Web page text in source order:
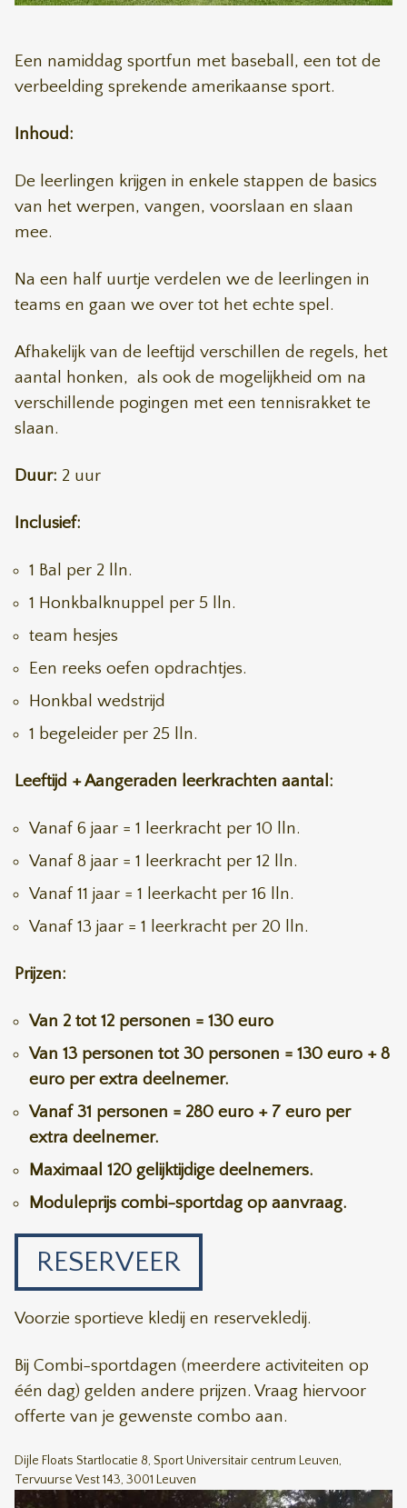
Een namiddag sportfun met baseball, een tot de
verbeelding sprekende amerikaanse sport.
Inhoud:
De leerlingen krijgen in enkele stappen de basics
van het werpen, vangen, voorslaan en slaan
mee.
Na een half uurtje verdelen we de leerlingen in
teams en gaan we over tot het echte spel.
Afhakelijk van de leeftijd verschillen de regels, het
aantal honken, als ook de mogelijkheid om na
verschillende pogingen met een tennisrakket te
slaan.
Duur: 2 uur
Inclusief:
1 Bal per 2 lln.
1 Honkbalknuppel per 5 lln.
team hesjes
Een reeks oefen opdrachtjes.
Honkbal wedstrijd
1 begeleider per 25 lln.
Leeftijd + Aangeraden leerkrachten aantal:
Vanaf 6 jaar = 1 leerkracht per 10 lln.
Vanaf 8 jaar = 1 leerkracht per 12 lln.
Vanaf 11 jaar = 1 leerkacht per 16 lln.
Vanaf 13 jaar = 1 leerkracht per 20 lln.
Prijzen:
Van 2 tot 12 personen = 130 euro
Van 13 personen tot 30 personen = 130 euro + 8
euro per extra deelnemer.
Vanaf 31 personen = 280 euro + 7 euro per
extra deelnemer.
Maximaal 120 gelijktijdige deelnemers.
Moduleprijs combi-sportdag op aanvraag.
RESERVEER
Voorzie sportieve kledij en reservekledij.
Bij Combi-sportdagen (meerdere activiteiten op
één dag) gelden andere prijzen. Vraag hiervoor
offerte van je gewenste combo aan.
Dijle Floats Startlocatie 8, Sport Universitair centrum Leuven,
Tervuurse Vest 143, 3001 Leuven